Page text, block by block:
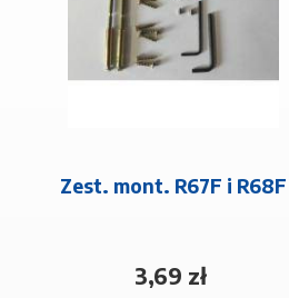
Zest. mont. R67F i R68F
3,69 zł